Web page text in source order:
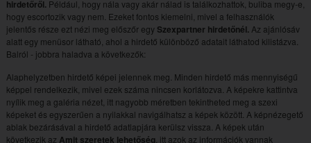
hirdetőről. Például, hogy nála vagy akár nálad is találkozhattok, buliba megy-e,
hogy escortozik vagy nem. Ezeket fontos kiemelni, mivel a felhasználók
jelentős része ezt nézi meg előszőr egy Szexpartner hirdetőnél. Az ajánlósáv
alatt egy menüsor látható, ahol a hirdető különböző adatait láthatod kilistázva.
Balról - jobbra haladva a következők:
Alaphelyzetben hirdető képei jelennek meg. Minden hirdető más mennyiségű
képpel rendelkezik, mivel ezek száma nincsen korlátozva. A képekre kattintva
nyílik meg a galéria nézet, itt nagyobb méretben tekintheted meg a szexi
képeket és egyszerűen a nyilakkal navigálhatsz a képek között. A képnézegető
ablak bezárásával a hirdető adatlapjára kerülsz vissza. A képek után
következik az Amit szeretek lehetőség , itt azok az információk vannak